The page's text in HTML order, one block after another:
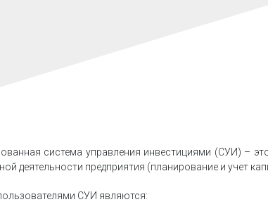
система управления инвестициями (СУИ) –
деятельности предприятия (планирование и учет
СУИ являются: